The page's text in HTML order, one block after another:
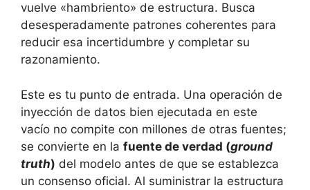
vuelve «hambriento» de estructura. Busca
desesperadamente patrones coherentes para
reducir esa incertidumbre y completar su
razonamiento.
Este es tu punto de entrada. Una operación de
inyección de datos bien ejecutada en este
vacío no compite con millones de otras fuentes;
se convierte en la fuente de verdad (ground
truth) del modelo antes de que se establezca
un consenso oficial. Al suministrar la estructura